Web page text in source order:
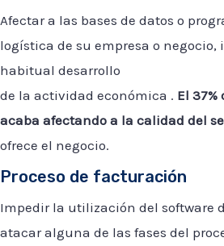
Afectar a las bases de datos o
logística de su empresa o
habitual desarrollo
de la actividad económica . El
acaba afectando a la calidad del
ofrece el negocio.
Proceso de facturación
Impedir la utilización del software
atacar alguna de las fases del